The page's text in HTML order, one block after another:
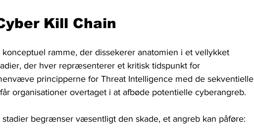
​​Kill Chain
ramme, der dissekerer anatomien i et vellykket
der hver repræsenterer et kritisk tidspunkt for
principperne for Threat Intelligence med de sekventielle
organisationer overtaget i at afbøde potentielle cyberangreb.
begrænser væsentligt den skade, et angreb kan påføre: